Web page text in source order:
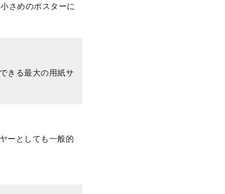
さめのポスターに
きる最大の用紙サ
ーとしても一般的